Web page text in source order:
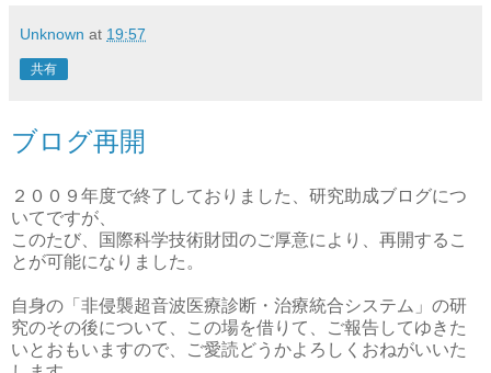
Unknown at 19:57
共有
ブログ再開
２００９年度で終了しておりました、研究助成ブログにつ
いてですが、
このたび、国際科学技術財団のご厚意により、再開するこ
とが可能になりました。
自身の「非侵襲超音波医療診断・治療統合システム」の研
究のその後について、この場を借りて、ご報告してゆきた
いとおもいますので、ご愛読どうかよろしくおねがいいた